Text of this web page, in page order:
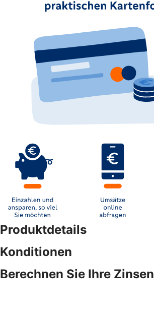
Produktdetails
Konditionen
Berechnen Sie Ihre Zinsen